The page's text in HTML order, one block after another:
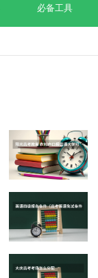
必备工具